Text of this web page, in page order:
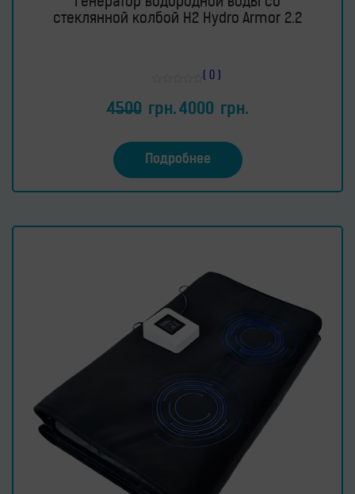
стеклянной колбой H2 Hydro Armor 2.2
из
( 0 )
4500 грн. 4000 грн.
Подробнее